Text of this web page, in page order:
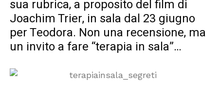
sua rubrica, a proposito del film di
Joachim Trier, in sala dal 23 giugno
per Teodora. Non una recensione, ma
un invito a fare “terapia in sala”…